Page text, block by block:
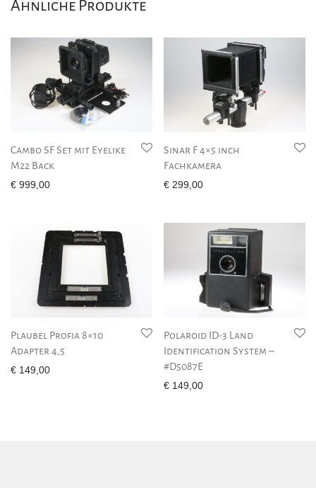
Ähnliche Produkte
Cambo SF Set mit Eyelike
M22 Back
€ 999,00
Sinar F 4×5 inch
Fachkamera
€ 299,00
Plaubel Profia 8×10
Adapter 4,5
€ 149,00
Polaroid ID-3 Land
Identification System –
#D5087E
€ 149,00